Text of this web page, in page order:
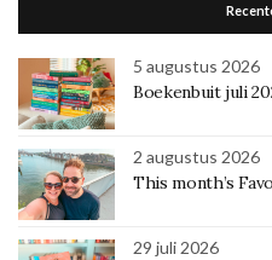
5 augustus 2026
Boekenbuit juli
2 augustus 2026
This month’s
29 juli 2026